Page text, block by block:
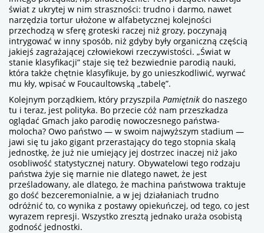
świat z ukrytej w nim straszności: trudno i darmo, nawet
narzędzia tortur ułożone w alfabetycznej kolejności
przechodzą w sferę groteski raczej niż grozy, poczynają
intrygować w inny sposób, niż gdyby były organiczną częścią
jakiejś zagrażającej człowiekowi rzeczywistości. „Świat w
stanie klasyfikacji” staje się też bezwiednie parodią nauki,
która także chętnie klasyfikuje, by go unieszkodliwić, wyrwać
mu kły, wpisać w Foucaultowską „tabelę”.
Kolejnym porządkiem, który przyszpila Pamiętnik do naszego
tu i teraz, jest polityka. Bo przecie cóż nam przeszkadza
oglądać Gmach jako parodię nowoczesnego państwa-
molocha? Owo państwo — w swoim najwyższym stadium —
jawi się tu jako gigant przerastający do tego stopnia skalą
jednostkę, że już nie umiejący jej dostrzec inaczej niż jako
osobliwość statystycznej natury. Obywatelowi tego rodzaju
państwa żyje się marnie nie dlatego nawet, że jest
prześladowany, ale dlatego, że machina państwowa traktuje
go dość bezceremonialnie, a w jej działaniach trudno
odróżnić to, co wynika z postawy opiekuńczej, od tego, co jest
wyrazem represji. Wszystko zresztą jednako uraża osobistą
godność jednostki.